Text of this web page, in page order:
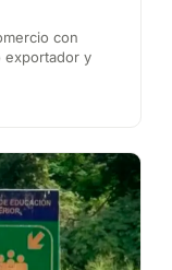
con
exportador y